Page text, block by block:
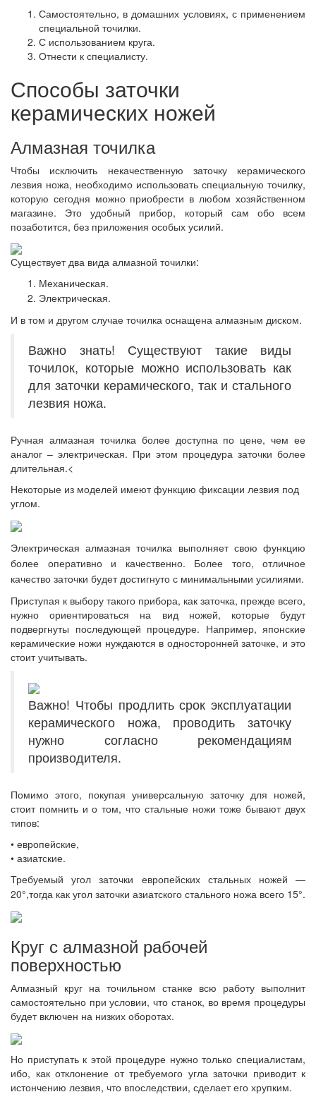
Самостоятельно, в домашних условиях, с применением
специальной точилки.
С использованием круга.
Отнести к специалисту.
Способы заточки
керамических ножей
Алмазная точилка
Чтобы исключить некачественную заточку керамического
лезвия ножа, необходимо использовать специальную точилку,
которую сегодня можно приобрести в любом хозяйственном
магазине. Это удобный прибор, который сам обо всем
позаботится, без приложения особых усилий.
Существует два вида алмазной точилки:
Механическая.
Электрическая.
И в том и другом случае точилка оснащена алмазным диском.
Важно знать! Существуют такие виды
точилок, которые можно использовать как
для заточки керамического, так и стального
лезвия ножа.
Ручная алмазная точилка более доступна по цене, чем ее
аналог – электрическая. При этом процедура заточки более
длительная.<
Некоторые из моделей имеют функцию фиксации лезвия под
углом.
Электрическая алмазная точилка выполняет свою функцию
более оперативно и качественно. Более того, отличное
качество заточки будет достигнуто с минимальными усилиями.
Приступая к выбору такого прибора, как заточка, прежде всего,
нужно ориентироваться на вид ножей, которые будут
подвергнуты последующей процедуре. Например, японские
керамические ножи нуждаются в односторонней заточке, и это
стоит учитывать.
Важно! Чтобы продлить срок эксплуатации
керамического ножа, проводить заточку
нужно согласно рекомендациям
производителя.
Помимо этого, покупая универсальную заточку для ножей,
стоит помнить и о том, что стальные ножи тоже бывают двух
типов:
• европейские,
• азиатские.
Требуемый угол заточки европейских стальных ножей —
20°,тогда как угол заточки азиатского стального ножа всего 15°.
Круг с алмазной рабочей
поверхностью
Алмазный круг на точильном станке всю работу выполнит
самостоятельно при условии, что станок, во время процедуры
будет включен на низких оборотах.
Но приступать к этой процедуре нужно только специалистам,
ибо, как отклонение от требуемого угла заточки приводит к
истончению лезвия, что впоследствии, сделает его хрупким.